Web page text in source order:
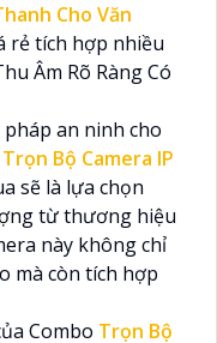
Cho Văn
rẻ tích hợp nhiều
Âm Rõ Ràng Có
an ninh cho
Trọn Bộ Camera IP
sẽ là lựa chọn
từ thương hiệu
này không chỉ
mà còn tích hợp
Combo Trọn Bộ